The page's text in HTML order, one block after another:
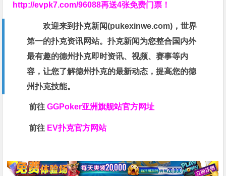
http://evpk7.com/96088再送4张免费门票！
欢迎来到扑克新闻(pukexinwe.com)，世界
第一的扑克资讯网站。扑克新闻为您整合国内外
最有趣的德州扑克即时资讯、视频、赛事等内
容，让您了解德州扑克的最新动态，提高您的德
州扑克技能。
前往GGPoker亚洲旗舰站官方网址
前往 EV扑克官方网站